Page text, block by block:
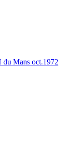
du Mans oct.1972